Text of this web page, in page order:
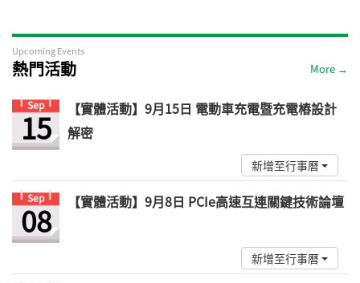
Upcoming Events
熱門活動 More →
Sep
15
【實體活動】9月15日 電動車充電暨充電樁設計
解密
新增至行事曆
Sep
08 【實體活動】9月8日 PCIe高速互連關鍵技術論壇
新增至行事曆